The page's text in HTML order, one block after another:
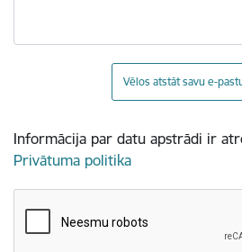
Vēlos atstāt savu e-
Informācija par datu apstrādi ir
Privātuma politika